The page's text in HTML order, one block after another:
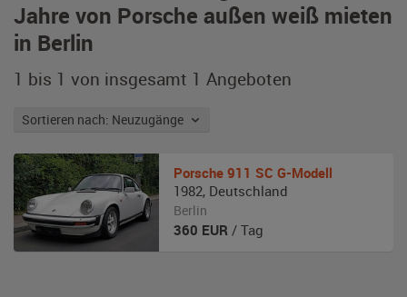
Jahre von Porsche außen weiß mieten
in Berlin
1 bis 1 von insgesamt 1 Angeboten
Sortieren nach: Neuzugänge
Porsche 911 SC G-Modell
1982, Deutschland
Berlin
360 EUR / Tag